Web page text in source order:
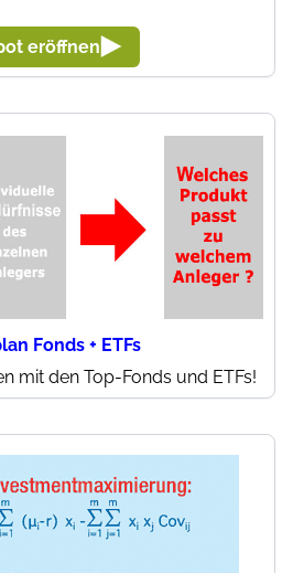
eröffnen
Fonds + ETFs
mit den Top-Fonds und ETFs!